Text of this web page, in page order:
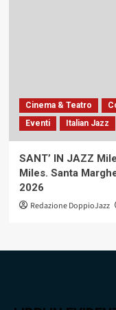
Cinema & Teatro
Eventi
Italian Jazz
SANT’ IN JAZZ
Miles. Santa
2026
Redazione DoppioJazz